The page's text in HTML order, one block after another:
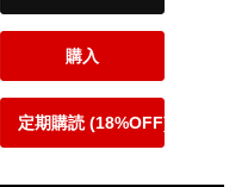
購入
定期購読 (18%OFF)